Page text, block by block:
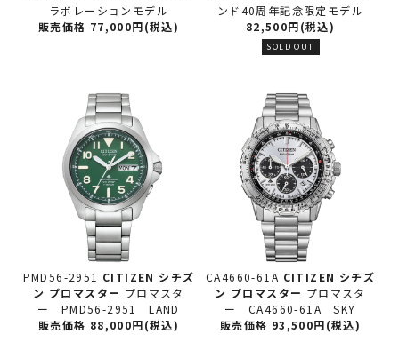
ラボレーションモデル
販売価格 77,000円(税込)
ンド40周年記念限定モデル
82,500円(税込)
SOLD OUT
PMD56-2951 CITIZEN シチズ
ン プロマスター プロマスタ
ー PMD56-2951 LAND
販売価格 88,000円(税込)
CA4660-61A CITIZEN シチズ
ン プロマスター プロマスタ
ー CA4660-61A SKY
販売価格 93,500円(税込)